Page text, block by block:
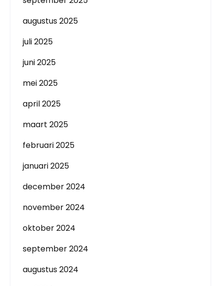
augustus 2025
juli 2025
juni 2025
mei 2025
april 2025
maart 2025
februari 2025
januari 2025
december 2024
november 2024
oktober 2024
september 2024
augustus 2024